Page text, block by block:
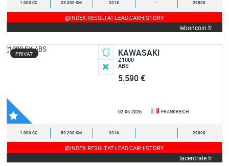
1.000 CC 25.300 KM 2015 - 29800
@INDEX.RESULTAT.LEAD.CARHISTORY
leboncoin.fr
PRIVAT KAWASAKI
Z1000
ABS
5.590 €
02.06.2026 FRANKREICH
1.000 CC 59.200 KM 2016 - 29000
@INDEX.RESULTAT.LEAD.CARHISTORY
lacentrale.fr